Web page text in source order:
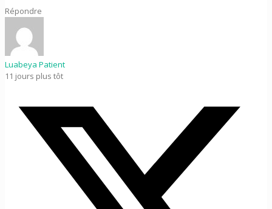
Répondre
Luabeya Patient
11 jours plus tôt